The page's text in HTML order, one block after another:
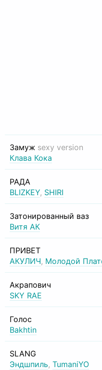
Замуж sexy version
Клава Кока
РАДА
BLIZKEY, SHIRI
Затонированный ваз
Витя АК
ПРИВЕТ
АКУЛИЧ, Молодой
Акрапович
SKY RAE
Голос
Bakhtin
SLANG
Эндшпиль, TumaniYO